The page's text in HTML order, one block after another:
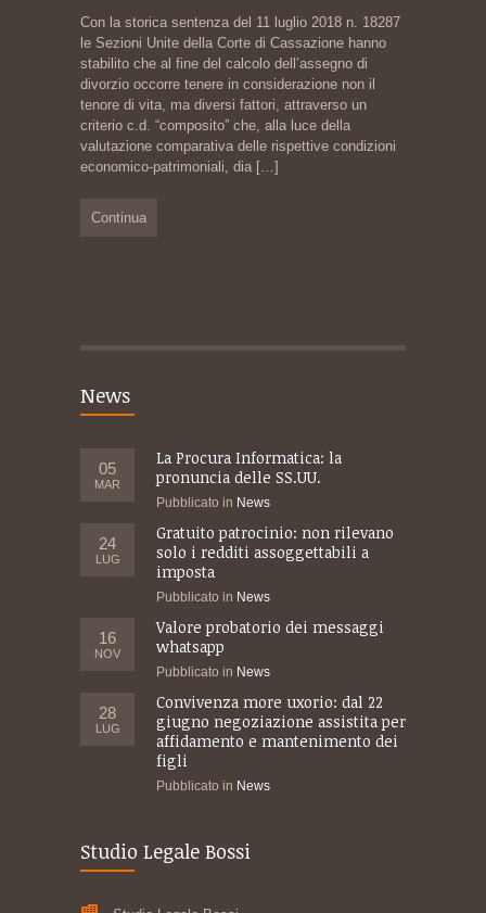
Con la storica sentenza del 11 luglio 2018 n. 18287
le Sezioni Unite della Corte di Cassazione hanno
stabilito che al fine del calcolo dell’assegno di
divorzio occorre tenere in considerazione non il
tenore di vita, ma diversi fattori, attraverso un
criterio c.d. “composito” che, alla luce della
valutazione comparativa delle rispettive condizioni
economico-patrimoniali, dia […]
Continua
News
05
MAR
La Procura Informatica: la
pronuncia delle SS.UU.
Pubblicato in News
24
LUG
Gratuito patrocinio: non rilevano
solo i redditi assoggettabili a
imposta
Pubblicato in News
16
NOV
Valore probatorio dei messaggi
whatsapp
Pubblicato in News
28
LUG
Convivenza more uxorio: dal 22
giugno negoziazione assistita per
affidamento e mantenimento dei
figli
Pubblicato in News
Studio Legale Bossi